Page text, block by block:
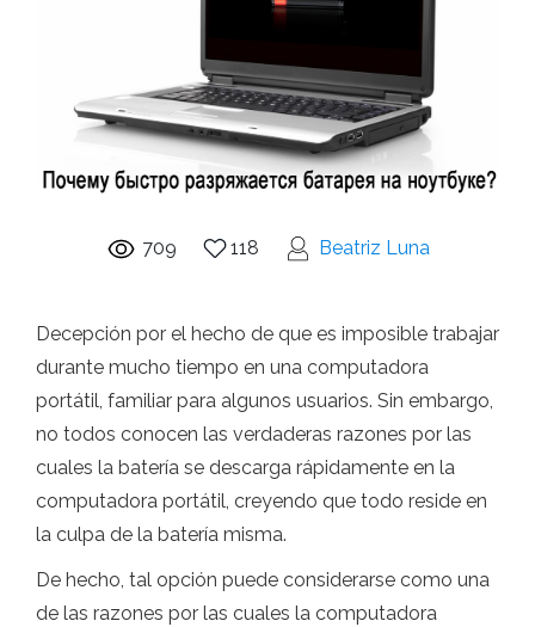
709 118 Beatriz Luna
Decepción por el hecho de que es imposible trabajar
durante mucho tiempo en una computadora
portátil, familiar para algunos usuarios. Sin embargo,
no todos conocen las verdaderas razones por las
cuales la batería se descarga rápidamente en la
computadora portátil, creyendo que todo reside en
la culpa de la batería misma.
De hecho, tal opción puede considerarse como una
de las razones por las cuales la computadora